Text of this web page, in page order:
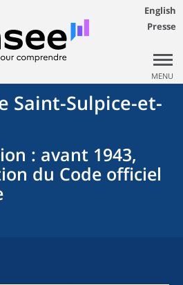
English
Presse
MENU
Saint-Sulpice-et-
: avant 1943,
du Code officiel